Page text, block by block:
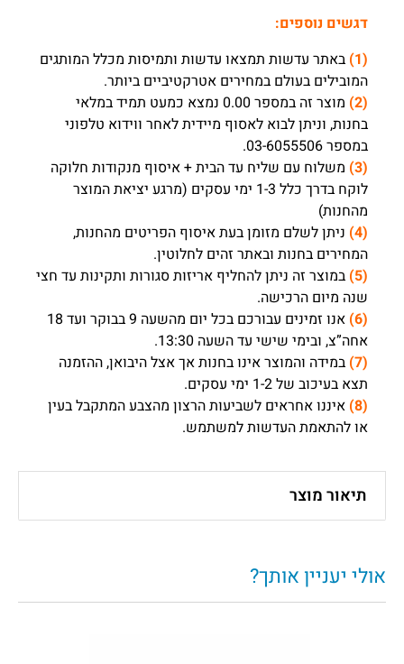
דגשים נוספים:
(1)
באתר עדשות תמצאו עדשות ותמיסות מכלל המותגים
המובילים בעולם במחירים אטרקטיביים ביותר.
(2)
מוצר זה במספר 0.00 נמצא כמעט תמיד במלאי
בחנות, וניתן לבוא לאסוף מיידית לאחר ווידוא טלפוני
במספר 03-6055506.
(3)
משלוח עם שליח עד הבית + איסוף מנקודות חלוקה
לוקח בדרך כלל 1-3 ימי עסקים (מרגע יציאת המוצר
מהחנות)
(4)
ניתן לשלם מזומן בעת איסוף הפריטים מהחנות,
המחירים בחנות ובאתר זהים לחלוטין.
(5)
במוצר זה ניתן להחליף אריזות סגורות ותקינות עד חצי
שנה מיום הרכישה.
(6)
אנו זמינים עבורכם בכל יום מהשעה 9 בבוקר ועד 18
אחה”צ, ובימי שישי עד השעה 13:30.
(7)
במידה והמוצר אינו בחנות אך אצל היבואן, ההזמנה
תצא בעיכוב של 1-2 ימי עסקים.
(8)
איננו אחראים לשביעות הרצון מהצבע המתקבל בעין
או להתאמת העדשות למשתמש.
תיאור מוצר
אולי יעניין אותך?